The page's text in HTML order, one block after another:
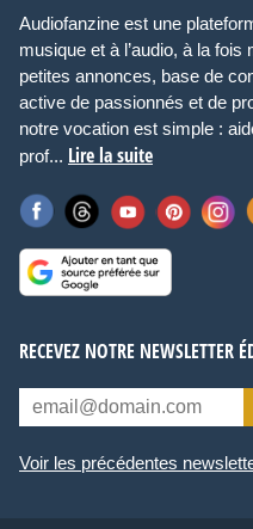
Audiofanzine est une
musique et à l’audio, à la
petites annonces, base de
active de passionnés et de
notre vocation est simple :
prof... Lire la suite
RECEVEZ NOTRE NEWSLETTER
Voir les précédentes